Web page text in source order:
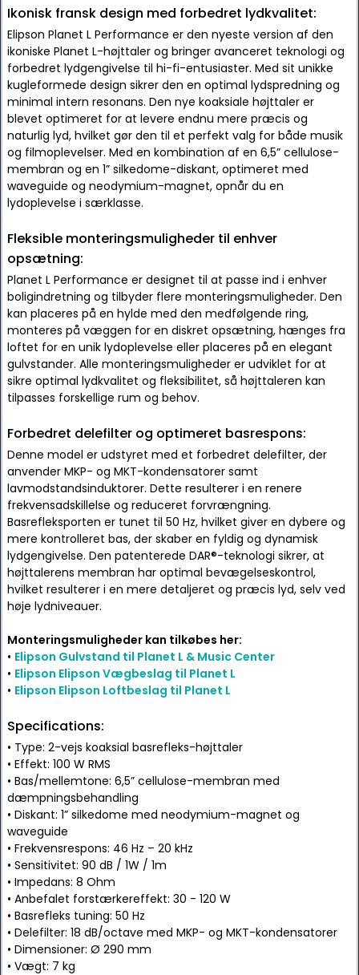
Ikonisk fransk design med forbedret lydkvalitet:
Elipson Planet L Performance er den nyeste version af den
ikoniske Planet L-højttaler og bringer avanceret teknologi og
forbedret lydgengivelse til hi-fi-entusiaster. Med sit unikke
kugleformede design sikrer den en optimal lydspredning og
minimal intern resonans. Den nye koaksiale højttaler er
blevet optimeret for at levere endnu mere præcis og
naturlig lyd, hvilket gør den til et perfekt valg for både musik
og filmoplevelser. Med en kombination af en 6,5” cellulose-
membran og en 1” silkedome-diskant, optimeret med
waveguide og neodymium-magnet, opnår du en
lydoplevelse i særklasse.
Fleksible monteringsmuligheder til enhver
opsætning:
Planet L Performance er designet til at passe ind i enhver
boligindretning og tilbyder flere monteringsmuligheder. Den
kan placeres på en hylde med den medfølgende ring,
monteres på væggen for en diskret opsætning, hænges fra
loftet for en unik lydoplevelse eller placeres på en elegant
gulvstander. Alle monteringsmuligheder er udviklet for at
sikre optimal lydkvalitet og fleksibilitet, så højttaleren kan
tilpasses forskellige rum og behov.
Forbedret delefilter og optimeret basrespons:
Denne model er udstyret med et forbedret delefilter, der
anvender MKP- og MKT-kondensatorer samt
lavmodstandsinduktorer. Dette resulterer i en renere
frekvensadskillelse og reduceret forvrængning.
Basrefleksporten er tunet til 50 Hz, hvilket giver en dybere og
mere kontrolleret bas, der skaber en fyldig og dynamisk
lydgengivelse. Den patenterede DAR®-teknologi sikrer, at
højttalerens membran har optimal bevægelseskontrol,
hvilket resulterer i en mere detaljeret og præcis lyd, selv ved
høje lydniveauer.
Monteringsmuligheder kan tilkøbes her:
• Elipson Gulvstand til Planet L & Music Center
• Elipson Elipson Vægbeslag til Planet L
• Elipson Elipson Loftbeslag til Planet L
Specifications:
• Type: 2-vejs koaksial basrefleks-højttaler
• Effekt: 100 W RMS
• Bas/mellemtone: 6,5” cellulose-membran med
dæmpningsbehandling
• Diskant: 1” silkedome med neodymium-magnet og
waveguide
• Frekvensrespons: 46 Hz – 20 kHz
• Sensitivitet: 90 dB / 1W / 1m
• Impedans: 8 Ohm
• Anbefalet forstærkereffekt: 30 - 120 W
• Basrefleks tuning: 50 Hz
• Delefilter: 18 dB/octave med MKP- og MKT-kondensatorer
• Dimensioner: Ø 290 mm
• Vægt: 7 kg